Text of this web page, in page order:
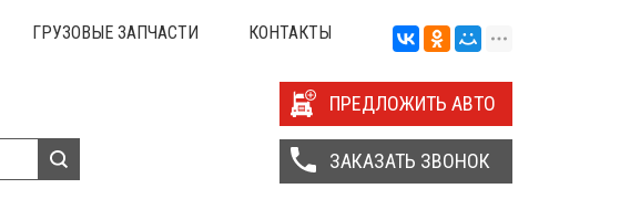
ГРУЗОВЫЕ ЗАПЧАСТИ КОНТАКТЫ
ПРЕДЛОЖИТЬ АВТО
ЗАКАЗАТЬ ЗВОНОК